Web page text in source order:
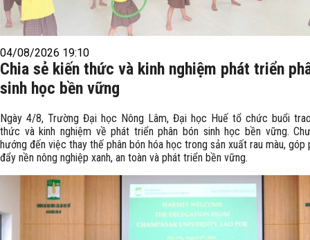
04/08/2026 19:10
Chia sẻ kiến thức và kinh nghiệm phát triển
sinh học bền vững
Ngày 4/8, Trường Đại học Nông Lâm, Đại học Huế tổ chức buổi
thức và kinh nghiệm về phát triển phân bón sinh học bền vững.
hướng đến việc thay thế phân bón hóa học trong sản xuất rau màu, góp
đẩy nền nông nghiệp xanh, an toàn và phát triển bền vững.